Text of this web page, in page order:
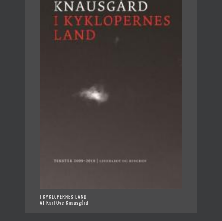
I KYKLOPERNES LAND
Af Karl Ove Knausgård